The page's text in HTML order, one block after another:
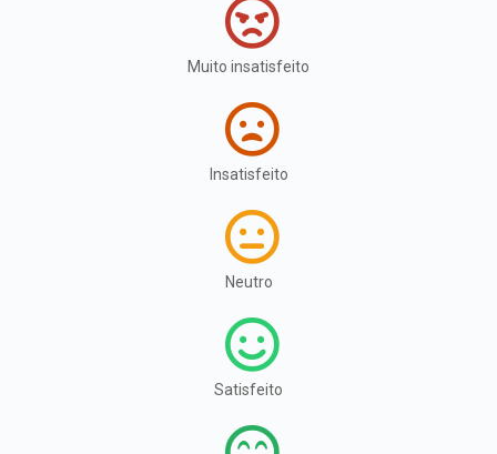
Muito insatisfeito
Insatisfeito
Neutro
Satisfeito